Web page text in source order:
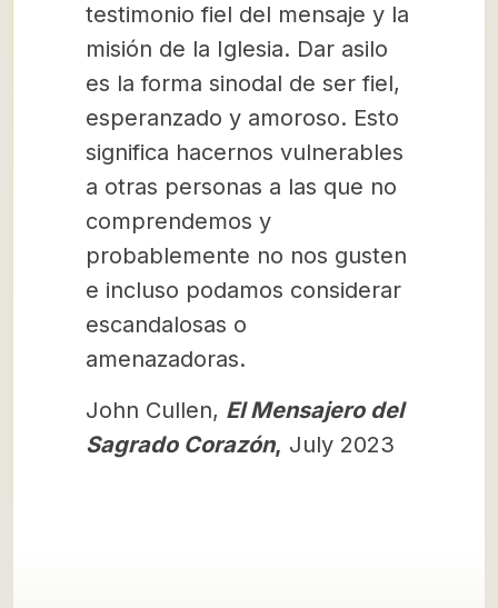
testimonio fiel del mensaje y la
misión de la Iglesia. Dar asilo
es la forma sinodal de ser fiel,
esperanzado y amoroso. Esto
significa hacernos vulnerables
a otras personas a las que no
comprendemos y
probablemente no nos gusten
e incluso podamos considerar
escandalosas o
amenazadoras.
John Cullen, El Mensajero del
Sagrado Corazón, July 2023